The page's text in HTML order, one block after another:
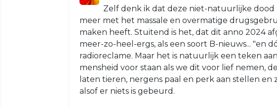
Zelf denk ik dat deze niet-natuurlijke dood
meer met het massale en overmatige
maken heeft. Stuitend is het, dat dit anno 2024
meer-zo-heel-ergs, als een soort B-nieuws... "en
radioreclame. Maar het is natuurlijk een teken
mensheid voor staan als we dit voor lief nemen,
laten tieren, nergens paal en perk aan stellen
alsof er niets is gebeurd.